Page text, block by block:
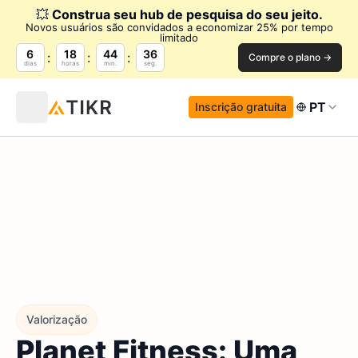
💥 Construa seu hub de pesquisa do seu jeito.
Novos usuários são convidados a economizar 25% por tempo
limitado
6
dias
18
horas
44
min.
34
seg. Compre o plano →
Inscrição gratuita PT
Valorização
Planet Fitness: Uma